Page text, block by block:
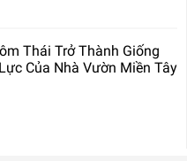
Thái Trở Thành Giống
Của Nhà Vườn Miền Tây